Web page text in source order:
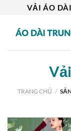
content
VẢI ÁO
TRANG CHỦ /